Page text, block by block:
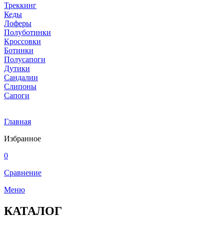
Треккинг
Кеды
Лоферы
Полуботинки
Кроссовки
Ботинки
Полусапоги
Дутики
Сандалии
Слипоны
Сапоги
Главная
Избранное
0
Сравнение
Меню
КАТАЛОГ